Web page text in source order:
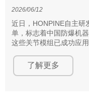
2026/06/12
近日，HONPINE自主研
单，标志着中国防爆机
这些关节模组已成功应
这些领域此前高度依赖
了解更多